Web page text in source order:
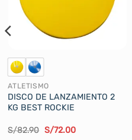
ATLETISMO
DISCO DE LANZAMIENTO 2
KG BEST ROCKIE
S/82.90 El
S/72.00El